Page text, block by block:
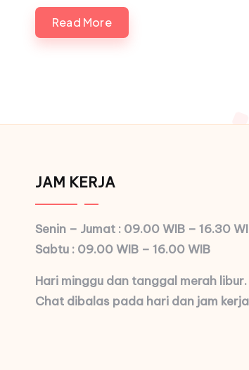
Read More
JAM KERJA
Senin – Jumat : 09.00 WIB – 16.30
Sabtu : 09.00 WIB – 16.00 WIB
Hari minggu dan tanggal merah libur.
Chat dibalas pada hari dan jam